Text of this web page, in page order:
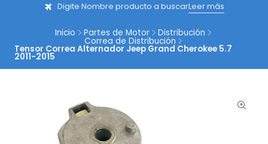
Digite Nombre producto a buscarLeer más
Inicio Partes de Motor Distribución
Correa de Distribución
Tensor Correa Alternador Jeep Grand Cherokee 5.7
2011-2015